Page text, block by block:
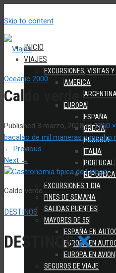
Skip to content
INICIO
VIAJES
EXCURSIONES, VISITAS
AMERICA
ARGENTINA
EUROPA
ESPAÑA
GRECIA
HUNGRIA
ITALIA
PORTUGAL
EXCURSIONES 1 DIA
FINES DE SEMANA
SALIDAS PUENTES
MAYORES DE 55
ESPAÑA EN
EUROPA EN
EUROPA EN AVION
SEGUROS DE VIAJE
Caldo verde
Published 3 marzo, 2018at1260
bacalao de mil maneras y mucho
← Previous
Next →
Caldo verde
DESTINOS
DESTINOS